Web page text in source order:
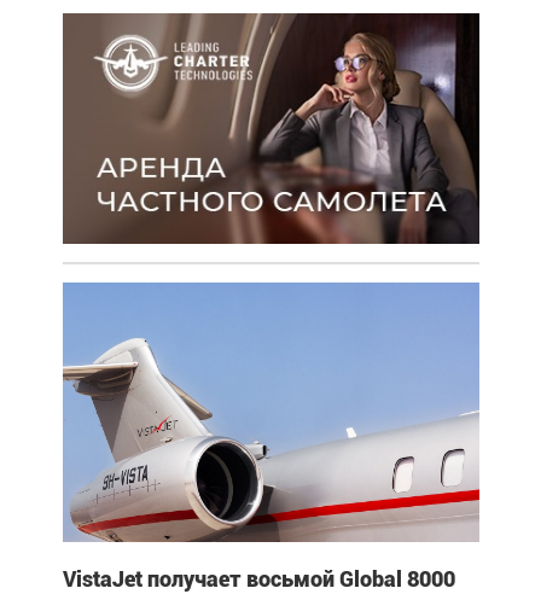
VistaJet получает восьмой Global 8000